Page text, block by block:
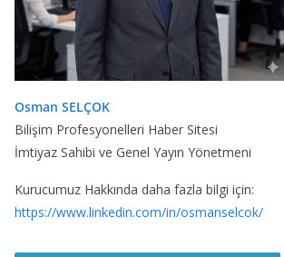
Osman SELÇOK
Bilişim Profesyonelleri Haber Sitesi
İmtiyaz Sahibi ve Genel Yayın Yönetmeni
Kurucumuz Hakkında daha fazla bilgi için:
https://www.linkedin.com/in/osmanselcok/